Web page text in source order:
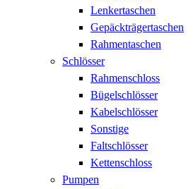
Lenkertaschen
Gepäckträgertaschen
Rahmentaschen
Schlösser
Rahmenschloss
Bügelschlösser
Kabelschlösser
Sonstige
Faltschlösser
Kettenschloss
Pumpen